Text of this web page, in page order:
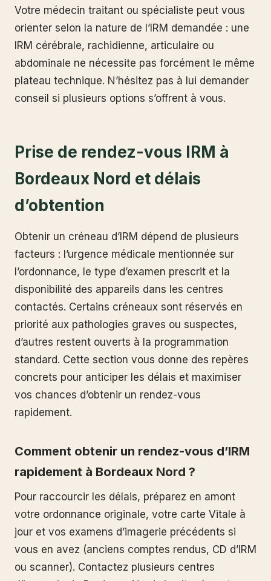
Votre médecin traitant ou spécialiste peut vous
orienter selon la nature de l’IRM demandée : une
IRM cérébrale, rachidienne, articulaire ou
abdominale ne nécessite pas forcément le même
plateau technique. N’hésitez pas à lui demander
conseil si plusieurs options s’offrent à vous.
Prise de rendez-vous IRM à
Bordeaux Nord et délais
d’obtention
Obtenir un créneau d’IRM dépend de plusieurs
facteurs : l’urgence médicale mentionnée sur
l’ordonnance, le type d’examen prescrit et la
disponibilité des appareils dans les centres
contactés. Certains créneaux sont réservés en
priorité aux pathologies graves ou suspectes,
d’autres restent ouverts à la programmation
standard. Cette section vous donne des repères
concrets pour anticiper les délais et maximiser
vos chances d’obtenir un rendez-vous
rapidement.
Comment obtenir un rendez-vous d’IRM
rapidement à Bordeaux Nord ?
Pour raccourcir les délais, préparez en amont
votre ordonnance originale, votre carte Vitale à
jour et vos examens d’imagerie précédents si
vous en avez (anciens comptes rendus, CD d’IRM
ou scanner). Contactez plusieurs centres